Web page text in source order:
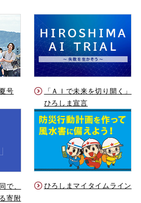
号
「ＡＩで未来を切り開く」
ひろしま宣言
で、
寄附
ひろしまマイタイムライン